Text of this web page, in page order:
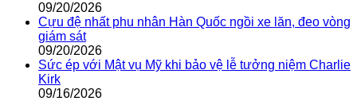
09/20/2026
Cựu đệ nhất phu nhân Hàn Quốc ngồi xe lăn, đeo vòng
giám sát
09/20/2026
Sức ép với Mật vụ Mỹ khi bảo vệ lễ tưởng niệm Charlie
Kirk
09/16/2026